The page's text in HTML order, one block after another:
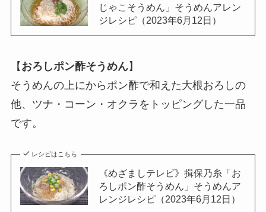
じゃこそうめん」そうめんアレン
ジレシピ（2023年6月12日）
【 おろしポン酢そうめん】
そうめんの上にからポン酢で和えた大根おろしの
他、ツナ・コーン・オクラをトッピングした一品
です。
レシピはこちら
《めざましテレビ》揖保乃糸「お
ろしポン酢そうめん」そうめんア
レンジレシピ（2023年6月12日）